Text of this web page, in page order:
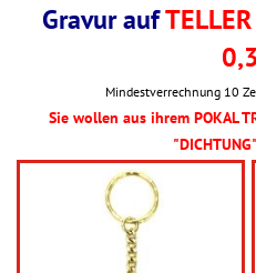
Gravur aufTELLER
Mindestverrechnung 10
Sie wollen aus ihrem POKAL